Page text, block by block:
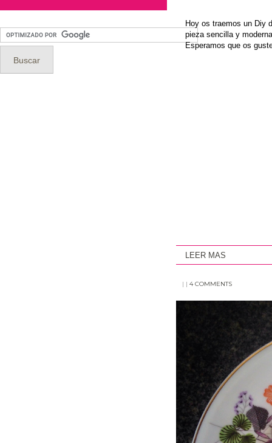
Hoy os traemos un Diy
pieza sencilla y
Esperamos que os
LEER MAS
| | 4 COMMENTS